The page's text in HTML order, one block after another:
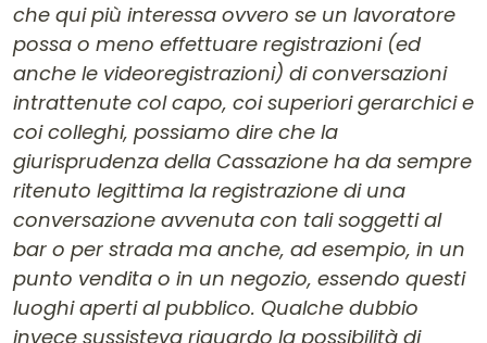
che qui più interessa ovvero se un lavoratore
possa o meno effettuare registrazioni (ed
anche le videoregistrazioni) di conversazioni
intrattenute col capo, coi superiori gerarchici e
coi colleghi, possiamo dire che la
giurisprudenza della Cassazione ha da sempre
ritenuto legittima la registrazione di una
conversazione avvenuta con tali soggetti al
bar o per strada ma anche, ad esempio, in un
punto vendita o in un negozio, essendo questi
luoghi aperti al pubblico. Qualche dubbio
invece sussisteva riguardo la possibilità di